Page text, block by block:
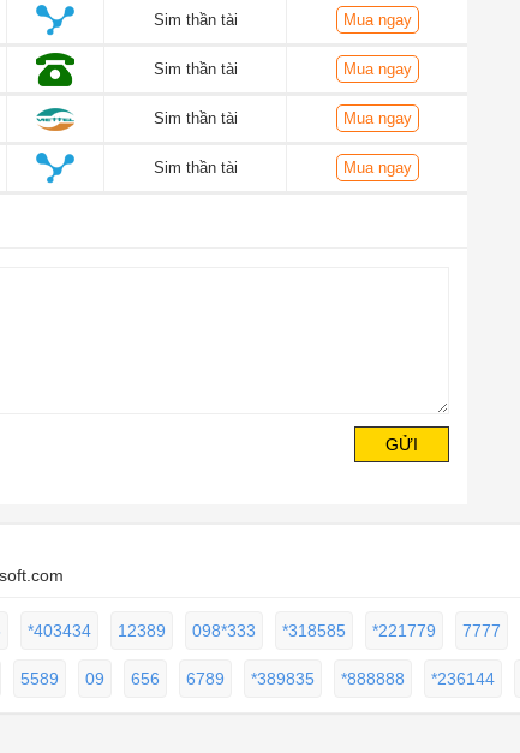
Sim thần tài Mua ngay
Sim thần tài Mua ngay
Sim thần tài Mua ngay
Sim thần tài Mua ngay
GỬI
*403434 12389 098*333 *318585 *221779 7777
5589 09 656 6789 *389835 *888888 *236144